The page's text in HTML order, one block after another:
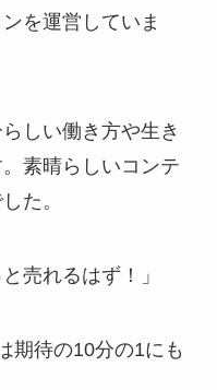
を運営していま
しい働き方や生き
素晴らしいコンテ
た。
売れるはず！」
期待の10分の1にも